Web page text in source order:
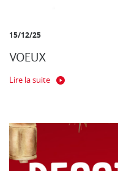
15/12/25
VOEUX
Lire la suite